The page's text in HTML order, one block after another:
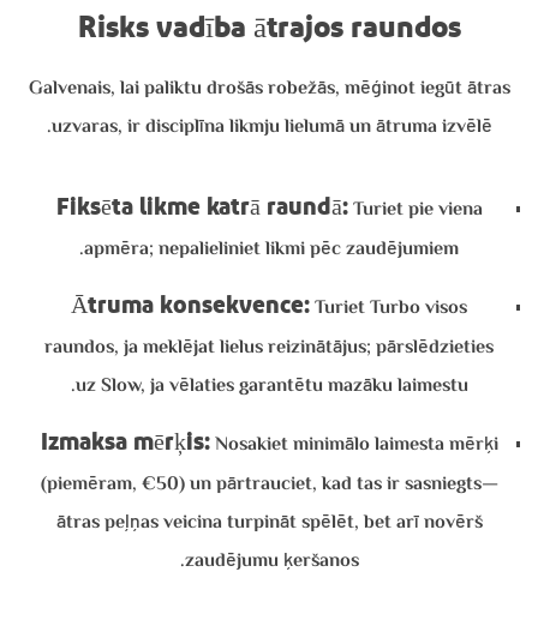
Risks vadība ātrajos raundos
Galvenais, lai paliktu drošās robežās, mēģinot iegūt ātras
uzvaras, ir disciplīna likmju lielumā un ātruma izvēlē.
Fiksēta likme katrā raundā:Turiet pie viena
apmēra; nepalieliniet likmi pēc zaudējumiem.
Ātruma konsekvence: Turiet Turbo visos
raundos, ja meklējat lielus reizinātājus; pārslēdzieties
uz Slow, ja vēlaties garantētu mazāku laimestu.
Izmaksa mērķis:Nosakiet minimālo laimesta mērķi
(piemēram, €50) un pārtrauciet, kad tas ir sasniegts—
ātras peļņas veicina turpināt spēlēt, bet arī novērš
zaudējumu ķeršanos.